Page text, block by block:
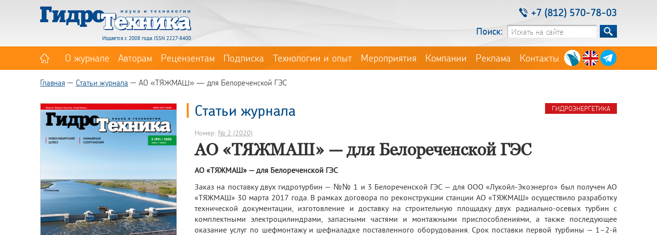
Издается с 2008 года. ISSN 2227-8400
+7 (812) 570-78-03
Поиск:
О журнале Авторам Рецензентам Подписка Технологии и опыт Мероприятия Компании Реклама Контакты
Главная Статьи журнала АО «ТЯЖМАШ» — для Белореченской ГЭС
ГИДРОЭНЕРГЕТИКА
Статьи журнала
Номер: № 2 (2020)
АО «ТЯЖМАШ» — для Белореченской ГЭС
АО «ТЯЖМАШ» — для Белореченской ГЭС
Заказ на поставку двух гидротурбин — №№ 1 и 3 Белореченской ГЭС — для ООО «Лукойл-Экоэнерго» был получен АО
«ТЯЖМАШ» 30 марта 2017 года. В рамках договора по реконструкции станции АО «ТЯЖМАШ» осуществило разработку
технической документации, изготовление и доставку на строительную площадку двух радиально-осевых турбин с
комплектными электроцилиндрами, запасными частями и монтажными приспособлениями, а также последующее
оказание услуг по шефмонтажу и шефналадке поставленного оборудования. Срок поставки первой турбины — 1–2-й